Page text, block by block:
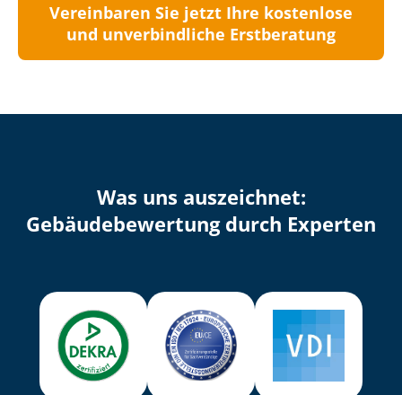
Vereinbaren Sie jetzt Ihre kostenlose
und unverbindliche Erstberatung
Was uns auszeichnet:
Ge­bäu­de­be­wer­tung durch Experten